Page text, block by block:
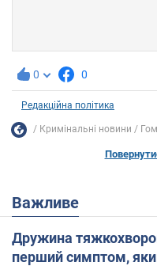
0 0
Редакційна політика
Кримінальні новини
Важливе
Дружина
перший симптом,